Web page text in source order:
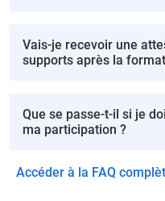
Vais-je recevoir une
supports après la
Que se passe-t-il si je
ma participation ?
Accéder à la FAQ